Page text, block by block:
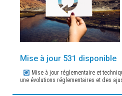
Mise à jour 531 disponible
Mise à jour réglementaire et
une évolutions réglementaires et des